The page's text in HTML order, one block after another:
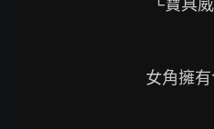
女角擁